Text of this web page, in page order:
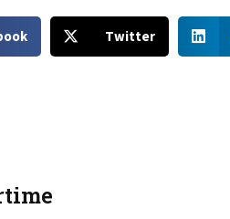
h
Twitter
h